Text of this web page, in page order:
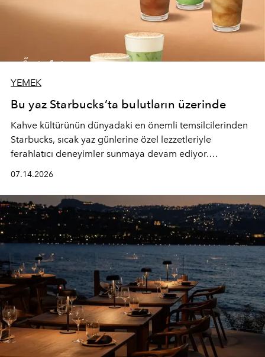
YEMEK
Bu yaz Starbucks’ta bulutların üzerinde
Kahve kültürünün dünyadaki en önemli temsilcilerinden
Starbucks, sıcak yaz günlerine özel lezzetleriyle
ferahlatıcı deneyimler sunmaya devam ediyor.
yepyeni Cloud Frappuccino® Blended Beverage çeşitleri
ve yiyecek alternatifleri yazın keyfine lezzet katıyor.
07.14.2026